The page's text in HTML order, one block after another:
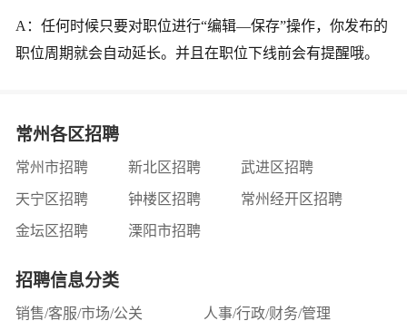
A：任何时候只要对职位进行“编辑—保存”操作，你发布的
职位周期就会自动延长。并且在职位下线前会有提醒哦。
常州各区招聘
常州市招聘 新北区招聘 武进区招聘
天宁区招聘 钟楼区招聘 常州经开区招聘
金坛区招聘 溧阳市招聘
招聘信息分类
销售/客服/市场/公关 人事/行政/财务/管理
长按或截图扫码关注